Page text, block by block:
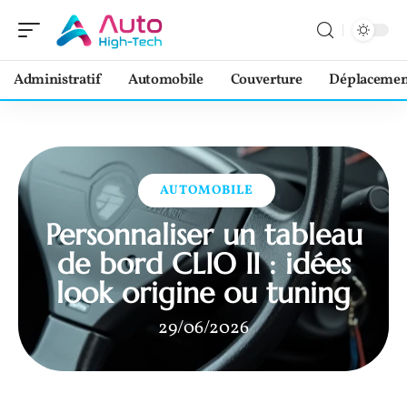
Administratif Automobile Couverture
AUTOMOBILE
Personnaliser un tableau
de bord CLIO II : idées
look origine ou tuning
29/06/2026